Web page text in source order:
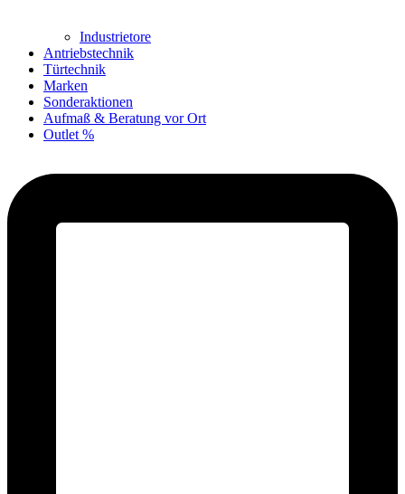
Industrietore
Antriebstechnik
Türtechnik
Marken
Sonderaktionen
Aufmaß & Beratung vor Ort
Outlet %